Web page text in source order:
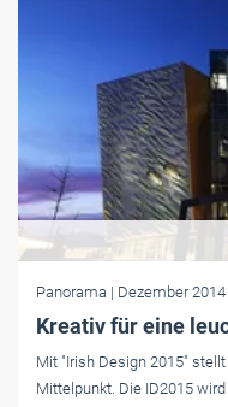
Panorama | Dezember 2014
Kreativ für eine
Mit "Irish Design 2015"
Mittelpunkt. Die ID2015